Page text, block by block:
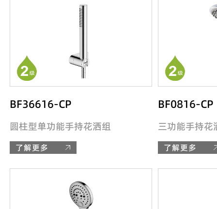
BF36616-CP
圆柱型单功能手持花洒组
了解更多
BF0816-CP
三功能手持花
了解更多